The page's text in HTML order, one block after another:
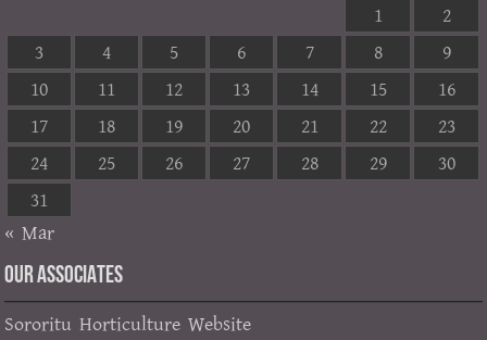
1
2
3
4 5 6 7 8
9
10
11 12 13 14 15
16
17
18 19 20 21 22
23
24
25 26 27 28 29
30
31
« Mar
OUR ASSOCIATES
Sororitu Horticulture Website